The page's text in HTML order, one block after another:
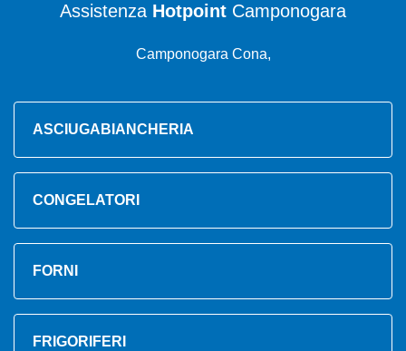
Assistenza Hotpoint Camponogara
Camponogara Cona,
ASCIUGABIANCHERIA
CONGELATORI
FORNI
FRIGORIFERI